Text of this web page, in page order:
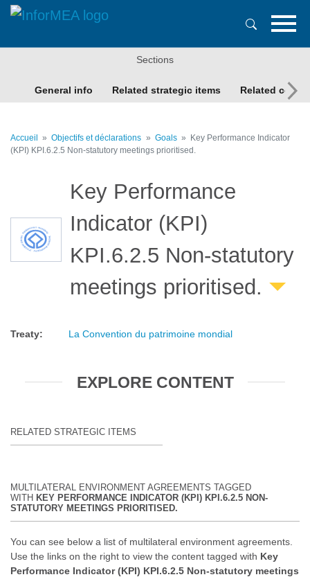
Aller
principal
Sections
General info Related strategic items Related
Accueil Objectifs et déclarations Goals
Key Performance Indicator
(KPI) KPI.6.2.5 Non-statutory meetings prioritised.
Key Performance
Indicator (KPI)
KPI.6.2.5 Non-statutory
meetings prioritised.
Treaty: La Convention du patrimoine mondial
EXPLORE CONTENT
RELATED STRATEGIC ITEMS
MULTILATERAL ENVIRONMENT AGREEMENTS TAGGED
WITH KEY PERFORMANCE INDICATOR (KPI) KPI.6.2.5 NON-
STATUTORY MEETINGS PRIORITISED.
You can see below a list of multilateral environment agreements.
Use the links on the right to view the content tagged with Key
Performance Indicator (KPI) KPI.6.2.5 Non-statutory meetings